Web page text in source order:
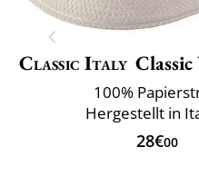
Classic Italy
100%
Hergestellt in
28€00